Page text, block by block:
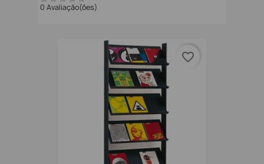
0 Avaliação(ões)
favorite_border